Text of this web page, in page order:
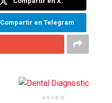
Compartir en Telegram
AVISO